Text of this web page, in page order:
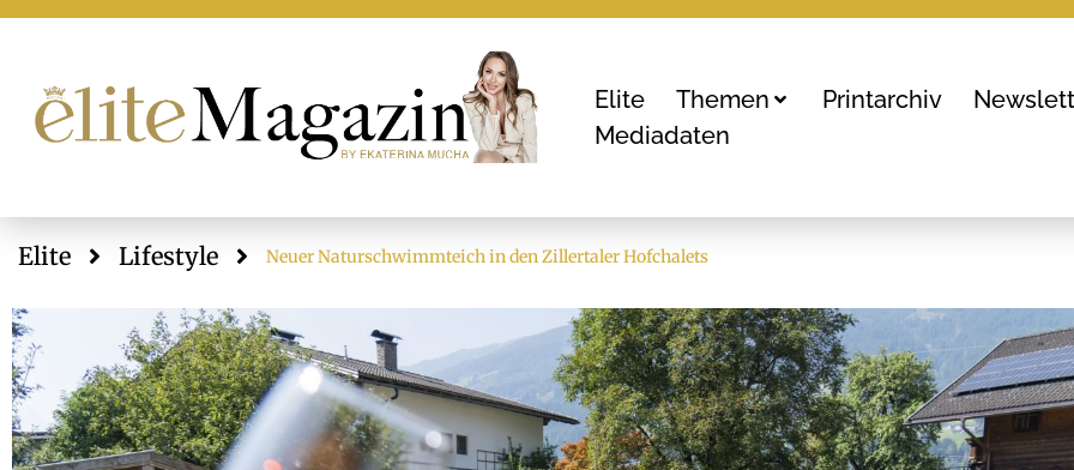
Elite Themen Printarchiv
Mediadaten
Elite Lifestyle Neuer Naturschwimmteich in den Zillertaler Hofchalets